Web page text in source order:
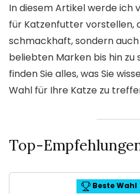
In diesem Artikel werde ich
für Katzenfutter vorstellen,
schmackhaft, sondern auch
beliebten Marken bis hin zu
finden Sie alles, was Sie
Wahl für Ihre Katze zu
Top-
Beste Wahl